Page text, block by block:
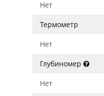
Нет
Термометр
Нет
Глубиномер
Нет